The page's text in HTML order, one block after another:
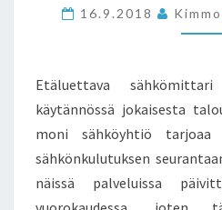
16.9.2018 Kimmo
Etäluettava
käytännössä jokaisesta
moni sähköyhtiö tarjoaa
sähkönkulutuksen
näissä palveluissa